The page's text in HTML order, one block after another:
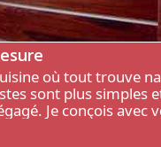
où tout trouve
sont plus simples
Je conçois avec
à votre manière